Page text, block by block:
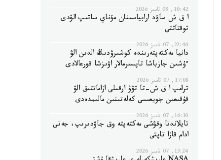
10:42, 08 تامىز 2026
ا ق ش ساۋد ارابياسىنان مۇناي ساتىپ الۋدى
توقتاتتى
22:46, 07 تامىز 2026
دانيا مەكتەپتەرىندە كوشىرۋدىڭ الدىن الۋ
ءۇشىن جازباشا تاپسىرمالار اۋىزشا قورعالادى
17:08, 07 تامىز 2026
ترامپ ا ق ش-تا تۋۋ ارقىلى ازاماتتىق الۋ
قۇقىعىن جويعىسى كەلەتىنىن مالىمدەدى
16:30, 07 تامىز 2026
تايلاندتا وقۋشى مەكتەپتە وق جاۋدىرىپ، جەتى
ادام قازا تاپتى
13:24, 07 تامىز 2026